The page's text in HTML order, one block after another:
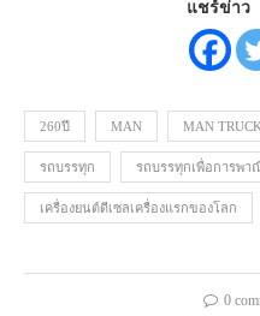
แชร์ข่าว
260ปี MAN MAN
รถบรรทุก รถบรรทุกเพื่อการพา
เครื่องยนต์ดีเซลเครื่องแรกของโลก
0